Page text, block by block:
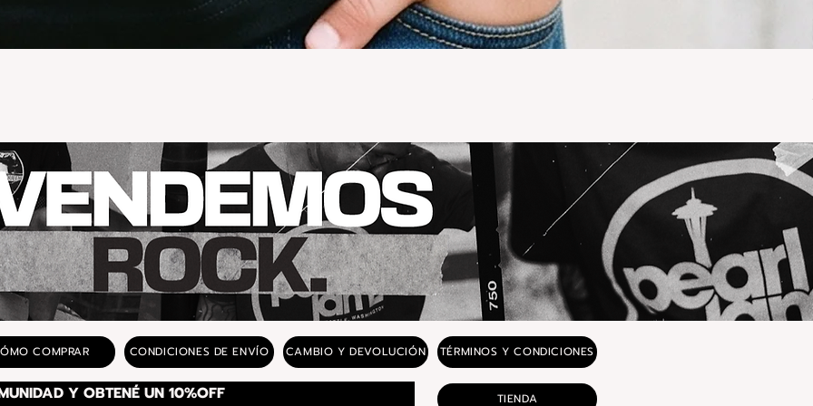
COMPRAR CONDICIONES DE ENVÍO CAMBIO Y DEVOLUCIÓN TÉRMINOS Y CONDICIONES
TIENDA